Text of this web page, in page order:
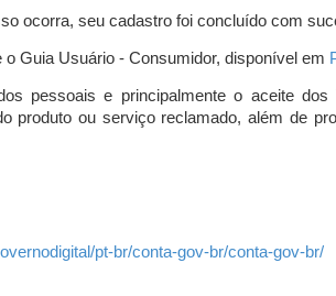
ocorra, seu cadastro foi concluído com
Guia Usuário - Consumidor, disponível em
pessoais e principalmente o aceite
produto ou serviço reclamado, além de
pt-br/conta-gov-br/conta-gov-br/